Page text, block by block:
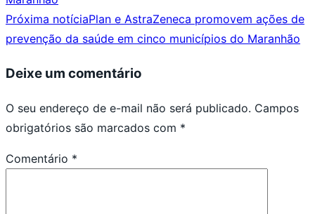
Próxima notíciaPlan e AstraZeneca promovem ações de
prevenção da saúde em cinco municípios do Maranhão
Deixe um comentário
O seu endereço de e-mail não será publicado. Campos
obrigatórios são marcados com *
Comentário *